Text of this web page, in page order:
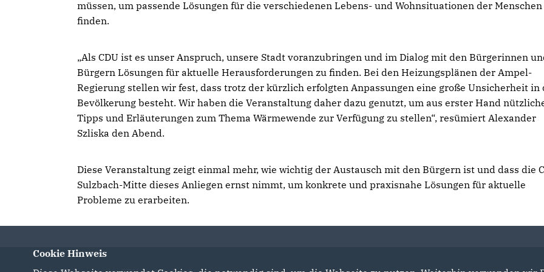
müssen, um passende Lösungen für die verschiedenen Lebens- und Wohnsituationen der Menschen
finden.
Als CDU ist es unser Anspruch, unsere Stadt voranzubringen und im Dialog mit den Bürgerinnen
Bürgern Lösungen für aktuelle Herausforderungen zu finden. Bei den Heizungsplänen der Ampel-
Regierung stellen wir fest, dass trotz der kürzlich erfolgten Anpassungen eine große Unsicherheit in
Bevölkerung besteht. Wir haben die Veranstaltung daher dazu genutzt, um aus erster Hand
Tipps und Erläuterungen zum Thema Wärmewende zur Verfügung zu stellen“, resümiert Alexander
Szliska den Abend.
Diese Veranstaltung zeigt einmal mehr, wie wichtig der Austausch mit den Bürgern ist und dass die
Sulzbach-Mitte dieses Anliegen ernst nimmt, um konkrete und praxisnahe Lösungen für aktuelle
Probleme zu erarbeiten.
Cookie Hinweis